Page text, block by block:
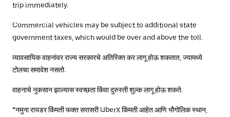
trip immediately.
Commercial vehicles may be subject to additional state
government taxes, which would be over and above the toll.
व्यावसायिक वाहनांवर राज्य सरकारचे अतिरिक्त कर लागू होऊ शकतात, ज्यामध्ये
टोलचा समावेश नसतो.
वाहनाचे नुकसान झाल्यास स्वच्छता किंवा दुरुस्ती शुल्क लागू होऊ शकते.
*नमुना रायडर किंमती फक्त सरासरी UberX किंमती आहेत आणि भौगोलिक स्थान,